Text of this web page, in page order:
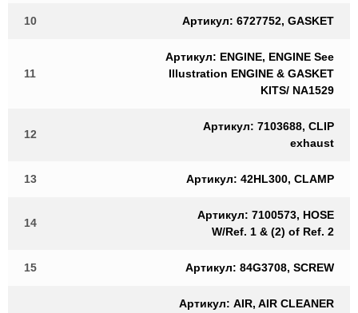
10 Артикул: 6727752, GASKET
11
Артикул: ENGINE, ENGINE See
Illustration ENGINE & GASKET
KITS/ NA1529
12
Артикул: 7103688, CLIP
exhaust
13 Артикул: 42HL300, CLAMP
14
Артикул: 7100573, HOSE
W/Ref. 1 & (2) of Ref. 2
15 Артикул: 84G3708, SCREW
Артикул: AIR, AIR CLEANER